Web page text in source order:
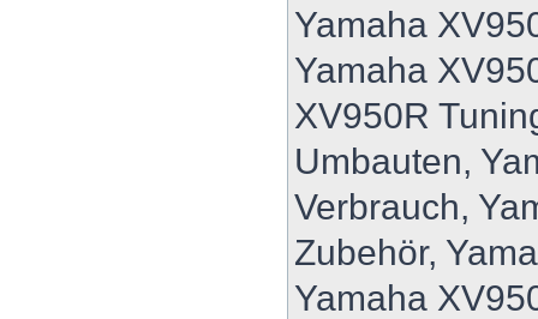
Yamaha
Yamaha
XV950R
Umbauten,
Verbrauch,
Zubehör,
Yamaha